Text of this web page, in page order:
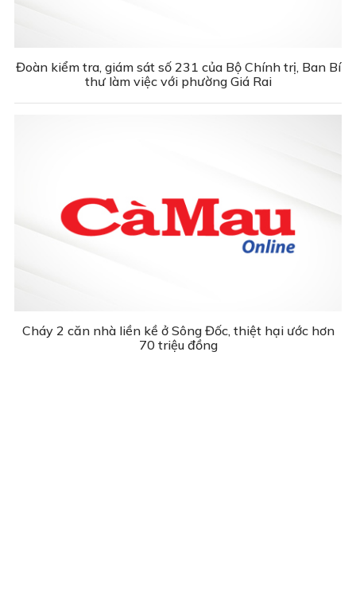
Đoàn kiểm tra, giám sát số 231 của Bộ Chính trị, Ban Bí
thư làm việc với phường Giá Rai
Cháy 2 căn nhà liền kề ở Sông Đốc, thiệt hại ước hơn
70 triệu đồng